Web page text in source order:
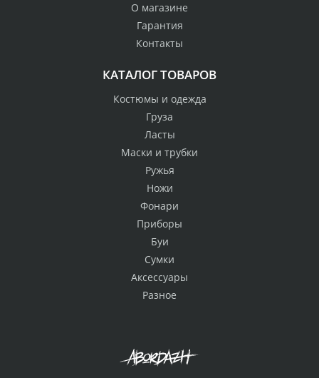
О магазине
Гарантия
Контакты
КАТАЛОГ ТОВАРОВ
Костюмы и одежда
Груза
Ласты
Маски и трубки
Ружья
Ножи
Фонари
Приборы
Буи
Сумки
Аксессуары
Разное